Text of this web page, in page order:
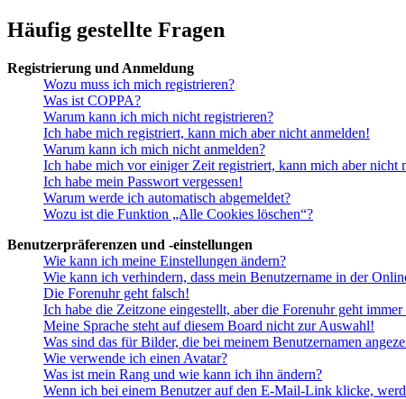
Häufig gestellte Fragen
Registrierung und Anmeldung
Wozu muss ich mich registrieren?
Was ist COPPA?
Warum kann ich mich nicht registrieren?
Ich habe mich registriert, kann mich aber nicht anmelden!
Warum kann ich mich nicht anmelden?
Ich habe mich vor einiger Zeit registriert, kann mich aber nicht
Ich habe mein Passwort vergessen!
Warum werde ich automatisch abgemeldet?
Wozu ist die Funktion „Alle Cookies löschen“?
Benutzerpräferenzen und -einstellungen
Wie kann ich meine Einstellungen ändern?
Wie kann ich verhindern, dass mein Benutzername in der
Die Forenuhr geht falsch!
Ich habe die Zeitzone eingestellt, aber die Forenuhr geht
Meine Sprache steht auf diesem Board nicht zur Auswahl!
Was sind das für Bilder, die bei meinem Benutzernamen
Wie verwende ich einen Avatar?
Was ist mein Rang und wie kann ich ihn ändern?
Wenn ich bei einem Benutzer auf den E-Mail-Link klicke,